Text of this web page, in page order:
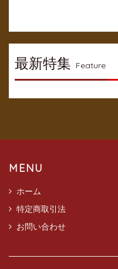
最新特集 Feature
MENU
ホーム
特定商取引法
お問い合わせ